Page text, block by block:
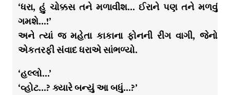
‘ધરા, હું ચોક્કસ તને મળાવીશ… ઈરાને પણ તને મળવું
ગમશે…!’
અને ત્યાં જ મહેતા કાકાના ફોનની રીંગ વાગી, જેનો
એકતરફી સંવાદ ધરાએ સાંભળ્યો.
‘હલ્લો…’
‘વ્હોટ…? ક્યારે બન્યું આ બધું…?’